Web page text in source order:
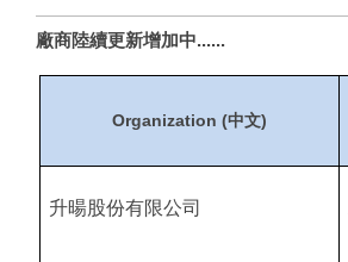
廠商陸續更新增加中......
Organization (中文)
升暘股份有限公司